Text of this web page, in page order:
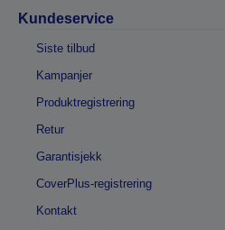
Kundeservice
Siste tilbud
Kampanjer
Produktregistrering
Retur
Garantisjekk
CoverPlus-registrering
Kontakt